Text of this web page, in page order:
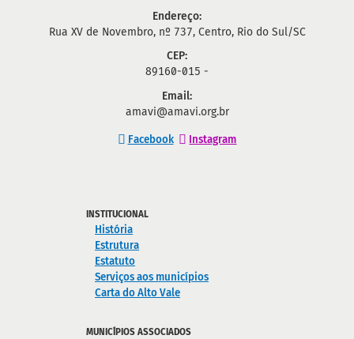
Endereço:
Rua XV de Novembro, nº 737, Centro, Rio do Sul/SC
CEP:
89160-015 -
Email:
amavi@amavi.org.br
Facebook Instagram
INSTITUCIONAL
História
Estrutura
Estatuto
Serviços aos municípios
Carta do Alto Vale
MUNICÍPIOS ASSOCIADOS